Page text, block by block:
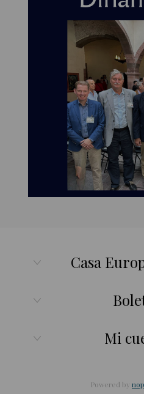
Casa
Mi
Powered by